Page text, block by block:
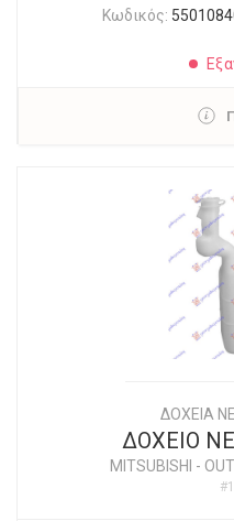
Κωδικός:
ΔΟΧΕΙΑ
ΔΟΧΕΙΟ
MITSUBISHI -